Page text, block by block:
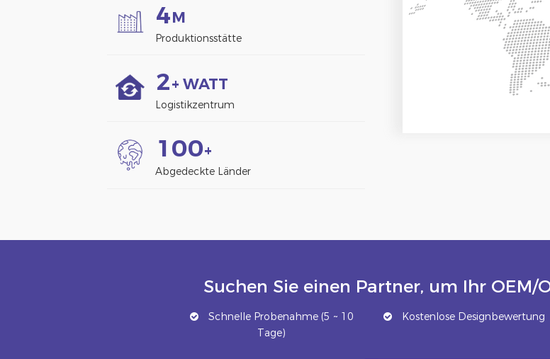
4M
Produktionsstätte
2+ WATT
Logistikzentrum
1 00+
Abgedeckte Länder
Suchen Sie einen Partner, um Ihr OEM/
Schnelle Probenahme (5 ~ 10
Tage)
Kostenlose Designbewertung